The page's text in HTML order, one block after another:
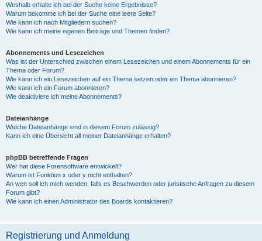
Weshalb erhalte ich bei der Suche keine Ergebnisse?
Warum bekomme ich bei der Suche eine leere Seite?
Wie kann ich nach Mitgliedern suchen?
Wie kann ich meine eigenen Beiträge und Themen finden?
Abonnements und Lesezeichen
Was ist der Unterschied zwischen einem Lesezeichen und einem Abonnements für ein
Thema oder Forum?
Wie kann ich ein Lesezeichen auf ein Thema setzen oder ein Thema abonnieren?
Wie kann ich ein Forum abonnieren?
Wie deaktiviere ich meine Abonnements?
Dateianhänge
Welche Dateianhänge sind in diesem Forum zulässig?
Kann ich eine Übersicht all meiner Dateianhänge erhalten?
phpBB betreffende Fragen
Wer hat diese Forensoftware entwickelt?
Warum ist Funktion x oder y nicht enthalten?
An wen soll ich mich wenden, falls es Beschwerden oder juristische Anfragen zu diesem
Forum gibt?
Wie kann ich einen Administrator des Boards kontaktieren?
Registrierung und Anmeldung